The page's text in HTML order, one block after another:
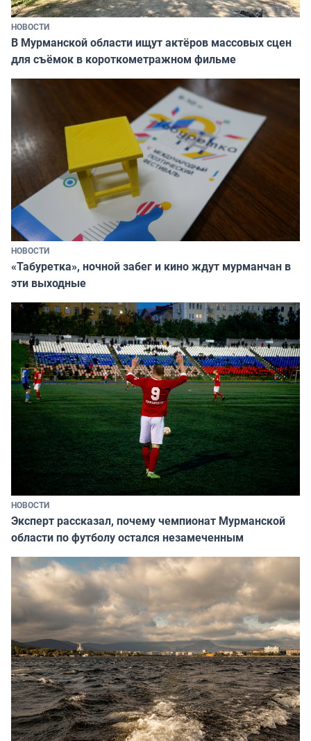
НОВОСТИ
В Мурманской области ищут актёров массовых сцен
для съёмок в короткометражном фильме
НОВОСТИ
«Табуретка», ночной забег и кино ждут мурманчан в
эти выходные
НОВОСТИ
Эксперт рассказал, почему чемпионат Мурманской
области по футболу остался незамеченным